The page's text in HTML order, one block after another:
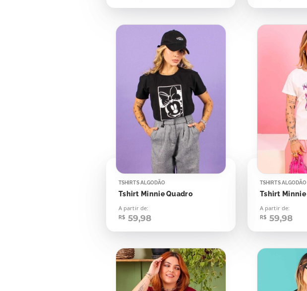
TSHIRTS ALGODÃO
Tshirt Minnie Quadro
A partir de:
R$ 59,98
TSHIRTS ALGODÃO
Tshirt Minnie
A partir de:
R$ 59,98